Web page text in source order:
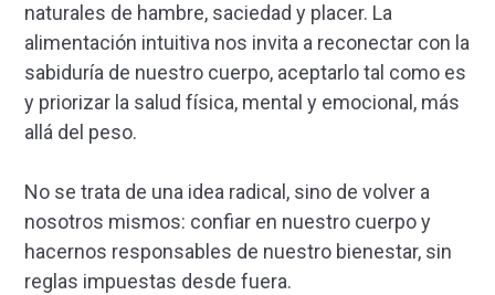
naturales de hambre, saciedad y placer. La
alimentación intuitiva nos invita a reconectar con la
sabiduría de nuestro cuerpo, aceptarlo tal como es
y priorizar la salud física, mental y emocional, más
allá del peso.
No se trata de una idea radical, sino de volver a
nosotros mismos: confiar en nuestro cuerpo y
hacernos responsables de nuestro bienestar, sin
reglas impuestas desde fuera.